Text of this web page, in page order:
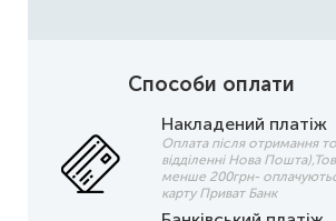
Способи оплати
Накладений платіж
Оплата після отримання
відділенні Нова
менше 200грн-
карту Приват Банк